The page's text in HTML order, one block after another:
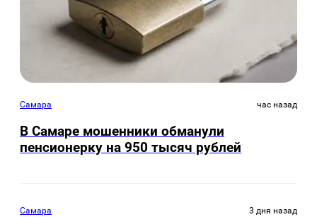
Самара час назад
В Самаре мошенники обманули
пенсионерку на 950 тысяч рублей
Самара 3 дня назад